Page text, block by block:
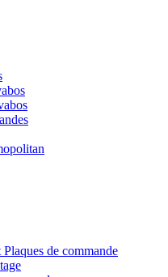
Plaques de commande